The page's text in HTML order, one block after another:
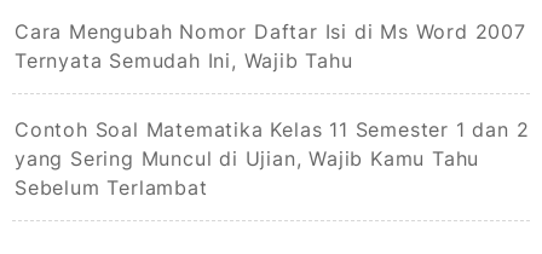
Cara Mengubah Nomor Daftar Isi di Ms Word 2007
Ternyata Semudah Ini, Wajib Tahu
Contoh Soal Matematika Kelas 11 Semester 1 dan 2
yang Sering Muncul di Ujian, Wajib Kamu Tahu
Sebelum Terlambat